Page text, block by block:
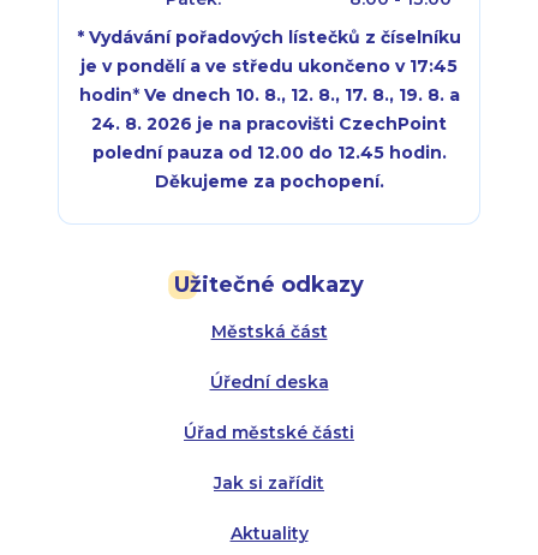
Užitečné odkazy
Městská část
Úřední deska
Úřad městské části
Jak si zařídit
Aktuality
* Vydávání pořadových lístečků z číselníku
je v pondělí a ve středu ukončeno v 17:45
hodin* Ve dnech 10. 8., 12. 8., 17. 8., 19. 8. a
24. 8. 2026 je na pracovišti CzechPoint
polední pauza od 12.00 do 12.45 hodin.
Děkujeme za pochopení.
Úterý:
Středa:
Čtvrtek:
Pátek:
Úterý:
Středa:
Čtvrtek: